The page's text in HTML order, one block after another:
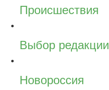
Происшествия
Выбор редакции
Новороссия